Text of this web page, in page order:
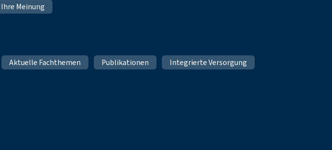
Ihre Meinung
Aktuelle Fachthemen Publikationen Integrierte Versorgung